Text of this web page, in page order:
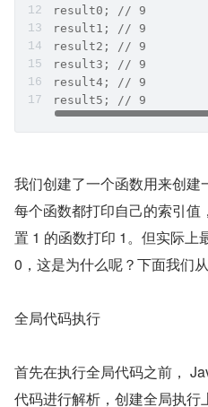
result0; // 9
result1; // 9
result2; // 9
result3; // 9
result4; // 9
result5; // 9
我们创建了一个函数用来创
每个函数都打印自己的索引值
置 1 的函数打印 1。但实际上
0，这是为什么呢？下面我们
全局代码执行
首先在执行全局代码之前，
代码进行解析，创建全局执行